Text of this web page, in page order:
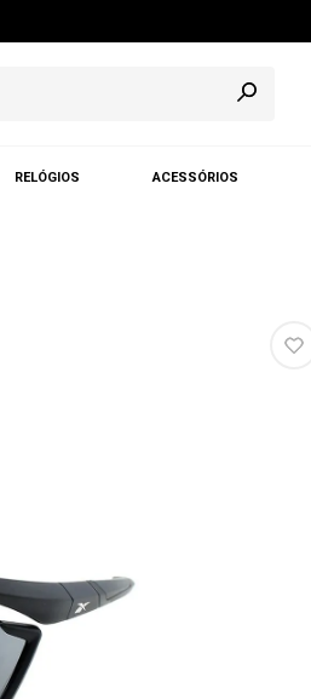
RELÓGIOS ACESSÓRIOS